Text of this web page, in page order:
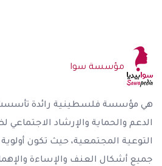
مؤسسة سوا
الدعم والحماية والإرشاد الاجتماعي
التوعية المجتمعية، حيث تكون
جميع أشكال العنف والإساءة